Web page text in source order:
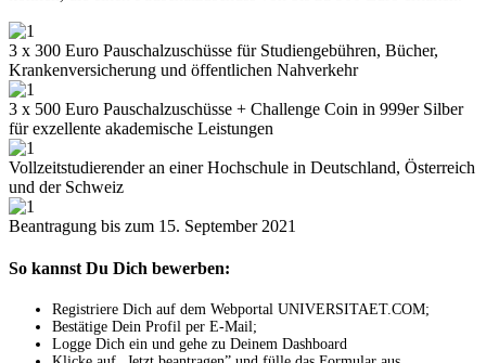
3 x 300 Euro Pauschalzuschüsse für Studiengebühren, Bücher,
Krankenversicherung und öffentlichen Nahverkehr
3 x 500 Euro Pauschalzuschüsse + Challenge Coin in 999er Silber
für exzellente akademische Leistungen
Vollzeitstudierender an einer Hochschule in Deutschland, Österreich
und der Schweiz
Beantragung bis zum 15. September 2021
So kannst Du Dich bewerben:
Registriere Dich auf dem Webportal UNIVERSITAET.COM;
Bestätige Dein Profil per E-Mail;
Logge Dich ein und gehe zu Deinem Dashboard